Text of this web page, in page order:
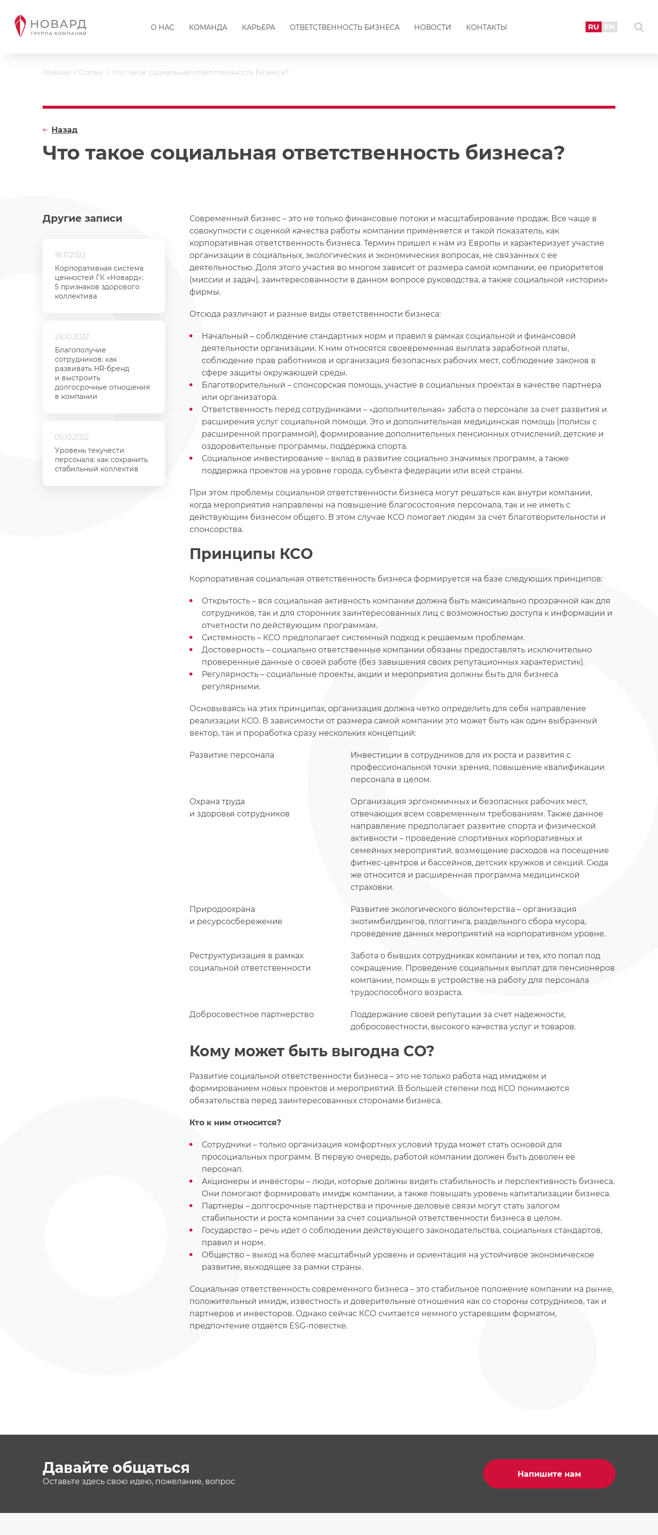
О НАС КОМАНДА КАРЬЕРА ОТВЕТСТВЕННОСТЬ БИЗНЕСА НОВОСТИ КОНТАКТЫ RU EN
Главная Статьи Что такое социальная ответственность бизнеса?
Что такое социальная ответственность бизнеса?
Назад
Другие записи
18.11.2022
Корпоративная система
ценностей ГК «Новард»:
5 признаков здорового
коллектива
28.10.2022
Благополучие
сотрудников: как
развивать HR-бренд
и выстроить
долгосрочные отношения
в компании
05.10.2022
Уровень текучести
персонала: как сохранить
стабильный коллектив
Современный бизнес – это не только финансовые потоки и масштабирование продаж. Все чаще в
совокупности с оценкой качества работы компании применяется и такой показатель, как
корпоративная ответственность бизнеса. Термин пришел к нам из Европы и характеризует участие
организации в социальных, экологических и экономических вопросах, не связанных с ее
деятельностью. Доля этого участия во многом зависит от размера самой компании, ее приоритетов
(миссии и задач), заинтересованности в данном вопросе руководства, а также социальной «истории»
фирмы.
Отсюда различают и разные виды ответственности бизнеса:
Начальный – соблюдение стандартных норм и правил в рамках социальной и финансовой
деятельности организации. К ним относятся своевременная выплата заработной платы,
соблюдение прав работников и организация безопасных рабочих мест, соблюдение законов в
сфере защиты окружающей среды.
Благотворительный – спонсорская помощь, участие в социальных проектах в качестве партнера
или организатора.
Ответственность перед сотрудниками – «дополнительная» забота о персонале за счет развития и
расширения услуг социальной помощи. Это и дополнительная медицинская помощь (полисы с
расширенной программой), формирование дополнительных пенсионных отчислений, детские и
оздоровительные программы, поддержка спорта.
Социальное инвестирование – вклад в развитие социально значимых программ, а также
поддержка проектов на уровне города, субъекта федерации или всей страны.
При этом проблемы социальной ответственности бизнеса могут решаться как внутри компании,
когда мероприятия направлены на повышение благосостояния персонала, так и не иметь с
действующим бизнесом общего. В этом случае КСО помогает людям за счет благотворительности и
спонсорства.
Принципы КСО
Корпоративная социальная ответственность бизнеса формируется на базе следующих принципов:
Открытость – вся социальная активность компании должна быть максимально прозрачной как для
сотрудников, так и для сторонних заинтересованных лиц с возможностью доступа к информации и
отчетности по действующим программам.
Системность – КСО предполагает системный подход к решаемым проблемам.
Достоверность – социально ответственные компании обязаны предоставлять исключительно
проверенные данные о своей работе (без завышения своих репутационных характеристик).
Регулярность – социальные проекты, акции и мероприятия должны быть для бизнеса
регулярными.
Основываясь на этих принципах, организация должна четко определить для себя направление
реализации КСО. В зависимости от размера самой компании это может быть как один выбранный
вектор, так и проработка сразу нескольких концепций:
Развитие персонала
Инвестиции в сотрудников для их роста и развития с
профессиональной точки зрения, повышение квалификации
персонала в целом.
Охрана труда
и здоровья сотрудников
Организация эргономичных и безопасных рабочих мест,
отвечающих всем современным требованиям. Также данное
направление предполагает развитие спорта и физической
активности – проведение спортивных корпоративных и
семейных мероприятий, возмещение расходов на посещение
фитнес-центров и бассейнов, детских кружков и секций. Сюда
же относится и расширенная программа медицинской
страховки.
Природоохрана
и ресурсосбережение
Развитие экологического волонтерства – организация
экотимбилдингов, плоггинга, раздельного сбора мусора,
проведение данных мероприятий на корпоративном уровне.
Реструктуризация в рамках
социальной ответственности
Забота о бывших сотрудниках компании и тех, кто попал под
сокращение. Проведение социальных выплат для пенсионеров
компании, помощь в устройстве на работу для персонала
трудоспособного возраста.
Добросовестное партнерство
Поддержание своей репутации за счет надежности,
добросовестности, высокого качества услуг и товаров.
Кому может быть выгодна СО?
Развитие социальной ответственности бизнеса – это не только работа над имиджем и
формированием новых проектов и мероприятий. В большей степени под КСО понимаются
обязательства перед заинтересованных сторонами бизнеса.
Кто к ним относится?
Сотрудники – только организация комфортных условий труда может стать основой для
просоциальных программ. В первую очередь, работой компании должен быть доволен ее
персонал.
Акционеры и инвесторы – люди, которые должны видеть стабильность и перспективность бизнеса.
Они помогают формировать имидж компании, а также повышать уровень капитализации бизнеса.
Партнеры – долгосрочные партнерства и прочные деловые связи могут стать залогом
стабильности и роста компании за счет социальной ответственности бизнеса в целом.
Государство – речь идет о соблюдении действующего законодательства, социальных стандартов,
правил и норм.
Общество – выход на более масштабный уровень и ориентация на устойчивое экономическое
развитие, выходящее за рамки страны.
Социальная ответственность современного бизнеса – это стабильное положение компании на рынке,
положительный имидж, известность и доверительные отношения как со стороны сотрудников, так и
партнеров и инвесторов. Однако сейчас КСО считается немного устаревшим форматом,
предпочтение отдаётся ESG-повестке.
Давайте общаться
Оставьте здесь свою идею, пожелание, вопрос
Напишите нам